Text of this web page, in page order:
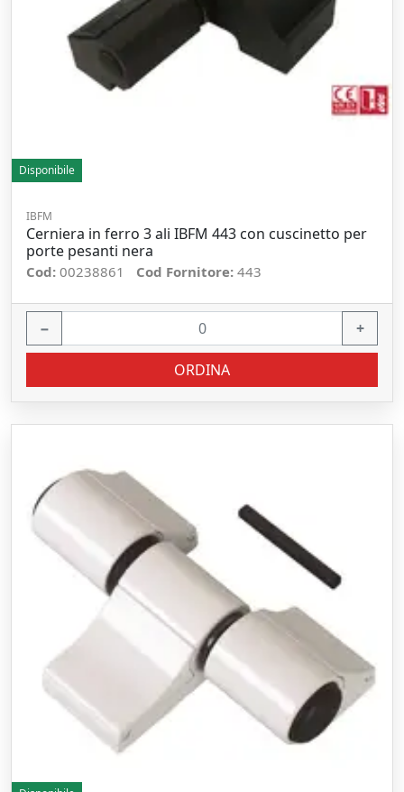
Disponibile
IBFM
Cerniera in ferro 3 ali IBFM 443 con cuscinetto per
porte pesanti nera
Cod: 00238861 Cod Fornitore: 443
− +
ORDINA